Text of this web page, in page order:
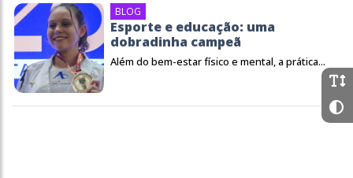
BLOG
Esporte e educação: uma
dobradinha campeã
Além do bem-estar físico e mental, a prática...